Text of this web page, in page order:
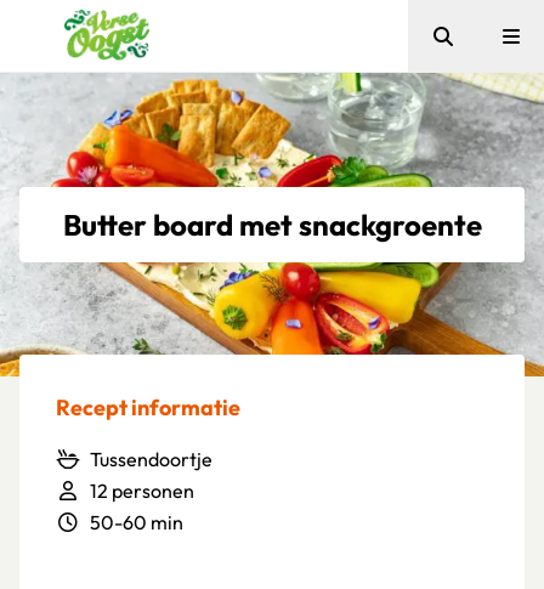
Verse Oogst
Zoeken
Butter board met snackgroente
Recept informatie
Tussendoortje
12 personen
50-60 min